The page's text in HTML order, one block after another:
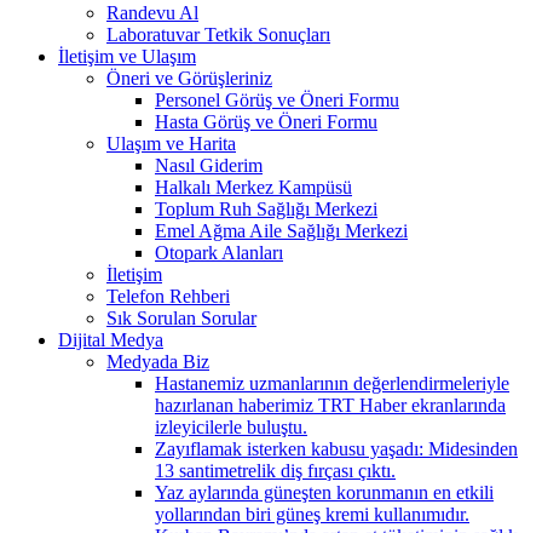
Randevu Al
Laboratuvar Tetkik Sonuçları
İletişim ve Ulaşım
Öneri ve Görüşleriniz
Personel Görüş ve Öneri Formu
Hasta Görüş ve Öneri Formu
Ulaşım ve Harita
Nasıl Giderim
Halkalı Merkez Kampüsü
Toplum Ruh Sağlığı Merkezi
Emel Ağma Aile Sağlığı Merkezi
Otopark Alanları
İletişim
Telefon Rehberi
Sık Sorulan Sorular
Dijital Medya
Medyada Biz
Hastanemiz uzmanlarının değerlendirmeleriyle
hazırlanan haberimiz TRT Haber ekranlarında
izleyicilerle buluştu.
Zayıflamak isterken kabusu yaşadı: Midesinden
13 santimetrelik diş fırçası çıktı.
Yaz aylarında güneşten korunmanın en etkili
yollarından biri güneş kremi kullanımıdır.